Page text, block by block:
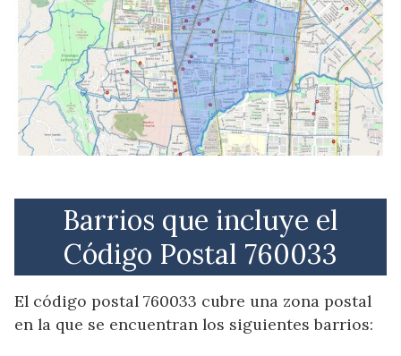
Barrios que incluye el
Código Postal 760033
El código postal 760033 cubre una zona postal
en la que se encuentran los siguientes barrios: